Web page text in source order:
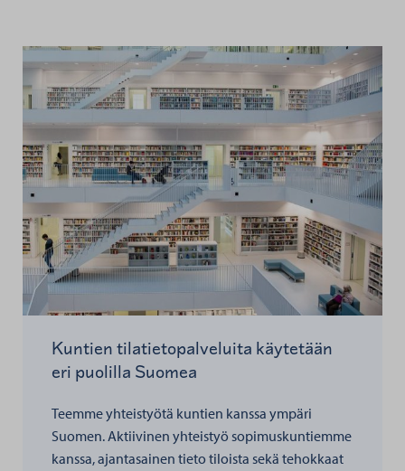
Kuntien tilatietopalveluita käytetään
eri puolilla Suomea
Teemme yhteistyötä kuntien kanssa ympäri
Suomen. Aktiivinen yhteistyö sopimuskuntiemme
kanssa, ajantasainen tieto tiloista sekä tehokkaat